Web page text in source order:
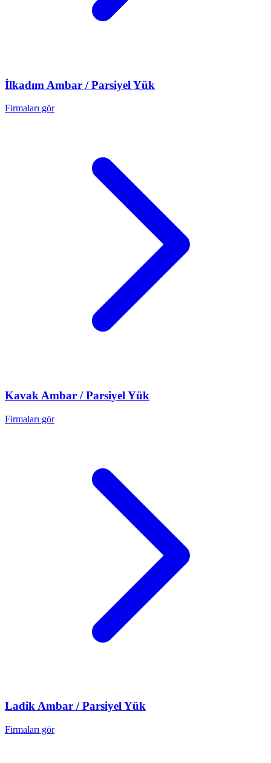
İlkadım Ambar / Parsiyel Yük
Firmaları gör
Kavak Ambar / Parsiyel Yük
Firmaları gör
LadikAmbar / Parsiyel Yük
Firmaları gör